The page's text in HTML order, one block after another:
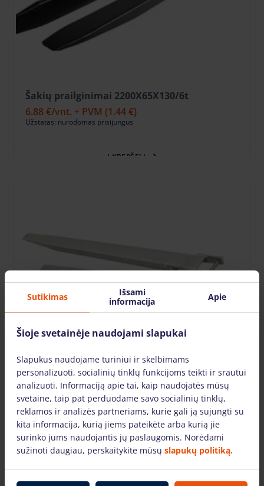
Šakių prailginimai 2200X65X130/6t
6.88 €/vnt. + PVM (1.44 €)
Užstatas: nurodomas prisijungus
Į KREPŠELĮ
Šakių prailginimai 2500x50x125/4t
6.88 € /vnt. + PVM(1.44 €)
Užstatas: nurodomas prisijungus
Į KREPŠELĮ
Sutikimas
Išsami
informacija
Apie
Šioje svetainėje naudojami slapukai
Slapukus naudojame turiniui ir skelbimams
personalizuoti, socialinių tinklų funkcijoms teikti ir srautui
analizuoti. Informaciją apie tai, kaip naudojatės mūsų
svetaine, taip pat perduodame savo socialinių tinklų,
reklamos ir analizės partneriams, kurie gali ją sujungti su
kita informacija, kurią jiems pateikėte arba kurią jie
surinko jums naudojantis jų paslaugomis. Norėdami
sužinoti daugiau, perskaitykite mūsų slapukų politiką.